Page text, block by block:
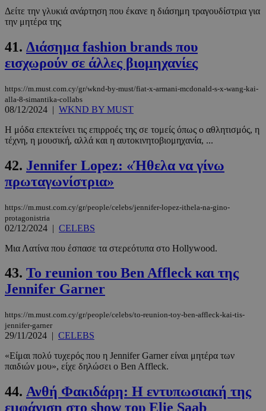
Δείτε την γλυκιά ανάρτηση που έκανε η διάσημη τραγουδίστρια για
την μητέρα της
41. Διάσημα fashion brands που
εισχωρούν σε άλλες βιομηχανίες
https://m.must.com.cy/gr/wknd-by-must/fiat-x-armani-mcdonald-s-x-wang-kai-
alla-8-simantika-collabs
08/12/2024 | WKND BY MUST
Η μόδα επεκτείνει τις επιρροές της σε τομείς όπως ο αθλητισμός, η
τέχνη, η μουσική, αλλά και η αυτοκινητοβιομηχανία, ...
42. Jennifer Lopez: «Ήθελα να γίνω
πρωταγωνίστρια»
https://m.must.com.cy/gr/people/celebs/jennifer-lopez-ithela-na-gino-
protagonistria
02/12/2024 | CELEBS
Μια Λατίνα που έσπασε τα στερεότυπα στο Hollywood.
43. To reunion του Ben Affleck και της
Jennifer Garner
https://m.must.com.cy/gr/people/celebs/to-reunion-toy-ben-affleck-kai-tis-
jennifer-garner
29/11/2024 | CELEBS
«Είμαι πολύ τυχερός που η Jennifer Garner είναι μητέρα των
παιδιών μου», είχε δηλώσει ο Ben Affleck.
44. Ανθή Φακιδάρη: Η εντυπωσιακή της
εμφάνιση στο show του Elie Saab